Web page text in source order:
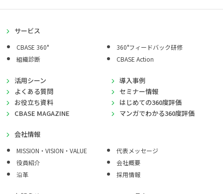
サービス
CBASE 360°
360°フィードバック研修
組織診断
CBASE Action
活用シーン
導入事例
よくある質問
セミナー情報
お役立ち資料
はじめての360度評価
CBASE MAGAZINE
マンガでわかる360度評価
会社情報
MISSION・VISION・VALUE
代表メッセージ
役員紹介
会社概要
沿革
採用情報